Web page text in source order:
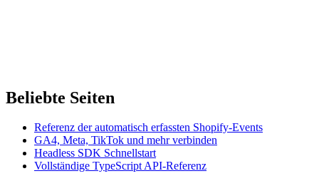
Beliebte Seiten
Referenz der automatisch erfassten Shopify-Events
GA4, Meta, TikTok und mehr verbinden
Headless SDK Schnellstart
Vollständige TypeScript API-Referenz